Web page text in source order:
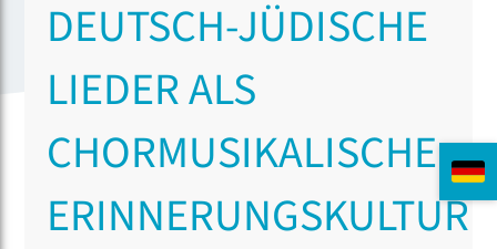
DEUTSCH-JÜDISCHE
LIEDER ALS
CHORMUSIKALISCHE
ERINNERUNGSKULTUR